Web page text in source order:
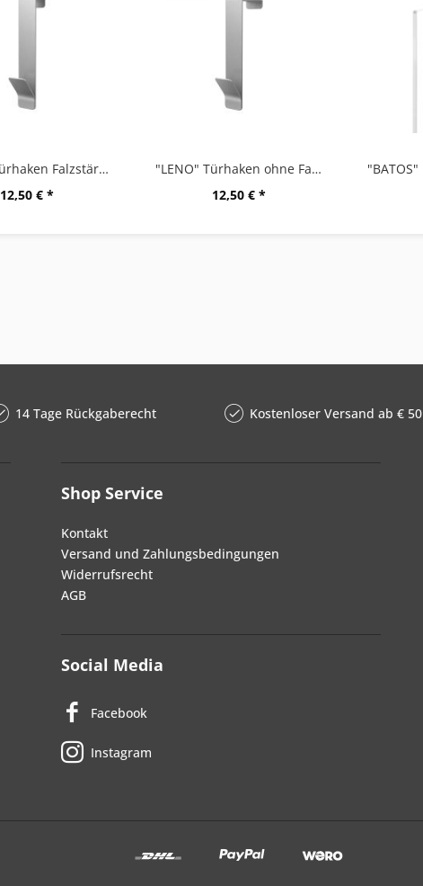
"LENO" Türhaken Falzstärke 16-19 mm, matt...
12,50 € *
"LENO" Türhaken ohne Falz, matt gebürstet
12,50 € *
14 Tage Rückgaberecht Kostenloser Versand ab € 50
Shop Service
Kontakt
Versand und Zahlungsbedingungen
Widerrufsrecht
AGB
Social Media
Facebook
Instagram